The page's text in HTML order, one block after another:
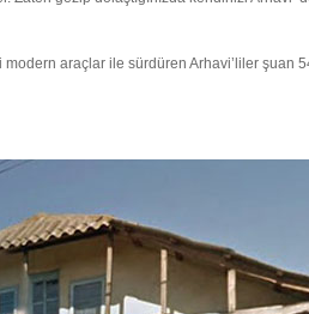
araçlar ile sürdüren Arhavi’liler şuan